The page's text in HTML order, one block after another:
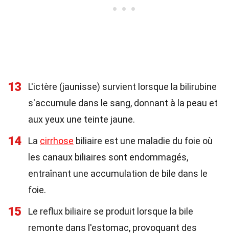
13
L'ictère (jaunisse) survient lorsque la bilirubine
s'accumule dans le sang, donnant à la peau et
aux yeux une teinte jaune.
14 La cirrhose biliaire est une maladie du foie où
les canaux biliaires sont endommagés,
entraînant une accumulation de bile dans le
foie.
15
Le reflux biliaire se produit lorsque la bile
remonte dans l'estomac, provoquant des